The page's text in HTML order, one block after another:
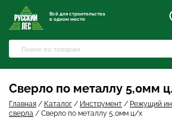
Всё для строительства
в одном месте
Сверло по металлу 5,0мм
Главная / Каталог / Инструмент / Режущий
сверла / Сверло по металлу 5,0мм ц/х